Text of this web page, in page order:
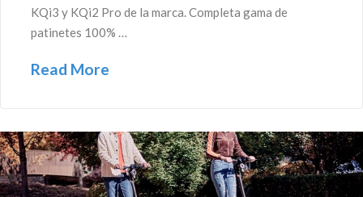
KQi3 y KQi2 Pro de la marca. Completa gama de
patinetes 100% …
Read More